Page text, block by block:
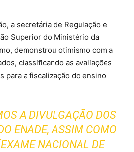
a secretária de Regulação e
Superior do Ministério da
demonstrou otimismo com a
classificando as avaliações
para a fiscalização do ensino
A DIVULGAÇÃO DOS
ENADE, ASSIM COMO
NACIONAL DE